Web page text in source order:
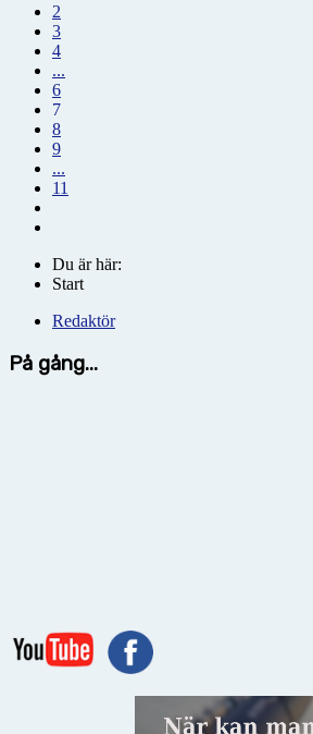
2
3
4
...
6
7
8
9
...
11
Du är här:
Start
Redaktör
På gång...